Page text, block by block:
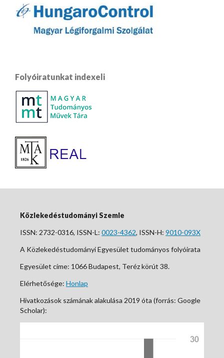
Folyóiratunkat indexeli
Közlekedéstudományi Szemle
ISSN: 2732-0316, ISSN-L: 0023-4362, ISSN-H: 9010-093X
A Közlekedéstudományi Egyesület tudományos folyóirata
Egyesület címe: 1066 Budapest, Teréz körút 38.
Elérhetősége: Honlap
Hivatkozások számának alakulása 2019 óta (forrás: Google
Scholar):